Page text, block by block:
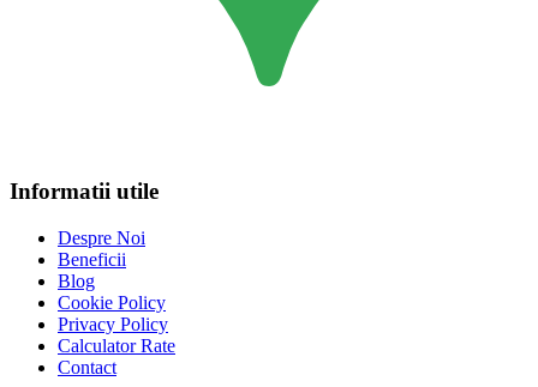
Informatii utile
Despre Noi
Beneficii
Blog
Cookie Policy
Privacy Policy
Calculator Rate
Contact